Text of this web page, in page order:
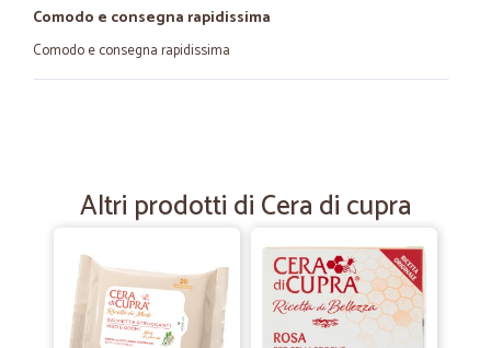
Comodo e consegna rapidissima
Comodo e consegna rapidissima
18/11/2022
Esperienza molto positiva consegna…
Esperienza molto positiva consegna veloce.
Altri prodotti di Cera di cupra